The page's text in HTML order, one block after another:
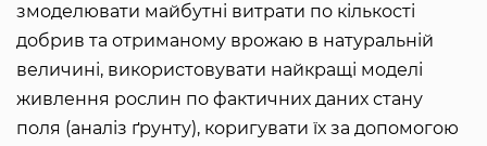
змоделювати майбутні витрати по кількості
добрив та отриманому врожаю в натуральній
величині, використовувати найкращі моделі
живлення рослин по фактичних даних стану
поля (аналіз ґрунту), коригувати їх за допомогою